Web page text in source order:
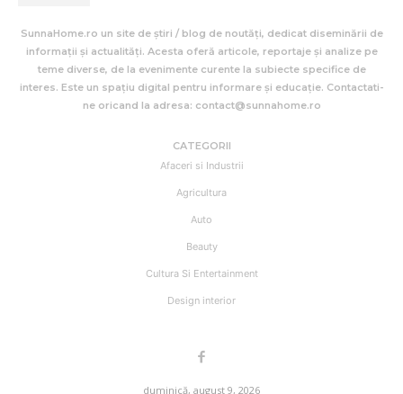
SunnaHome.ro un site de știri / blog de noutăți, dedicat diseminării de
informații și actualități. Acesta oferă articole, reportaje și analize pe
teme diverse, de la evenimente curente la subiecte specifice de
interes. Este un spațiu digital pentru informare și educație. Contactati-
ne oricand la adresa: contact@sunnahome.ro
CATEGORII
Afaceri si Industrii
Agricultura
Auto
Beauty
Cultura Si Entertainment
Design interior
duminică, august 9, 2026